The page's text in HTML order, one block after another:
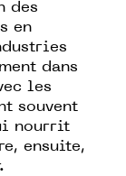
des
en
dans
les
souvent
nourrit
ensuite,